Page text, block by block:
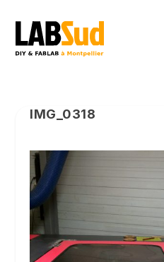
IMG_0318